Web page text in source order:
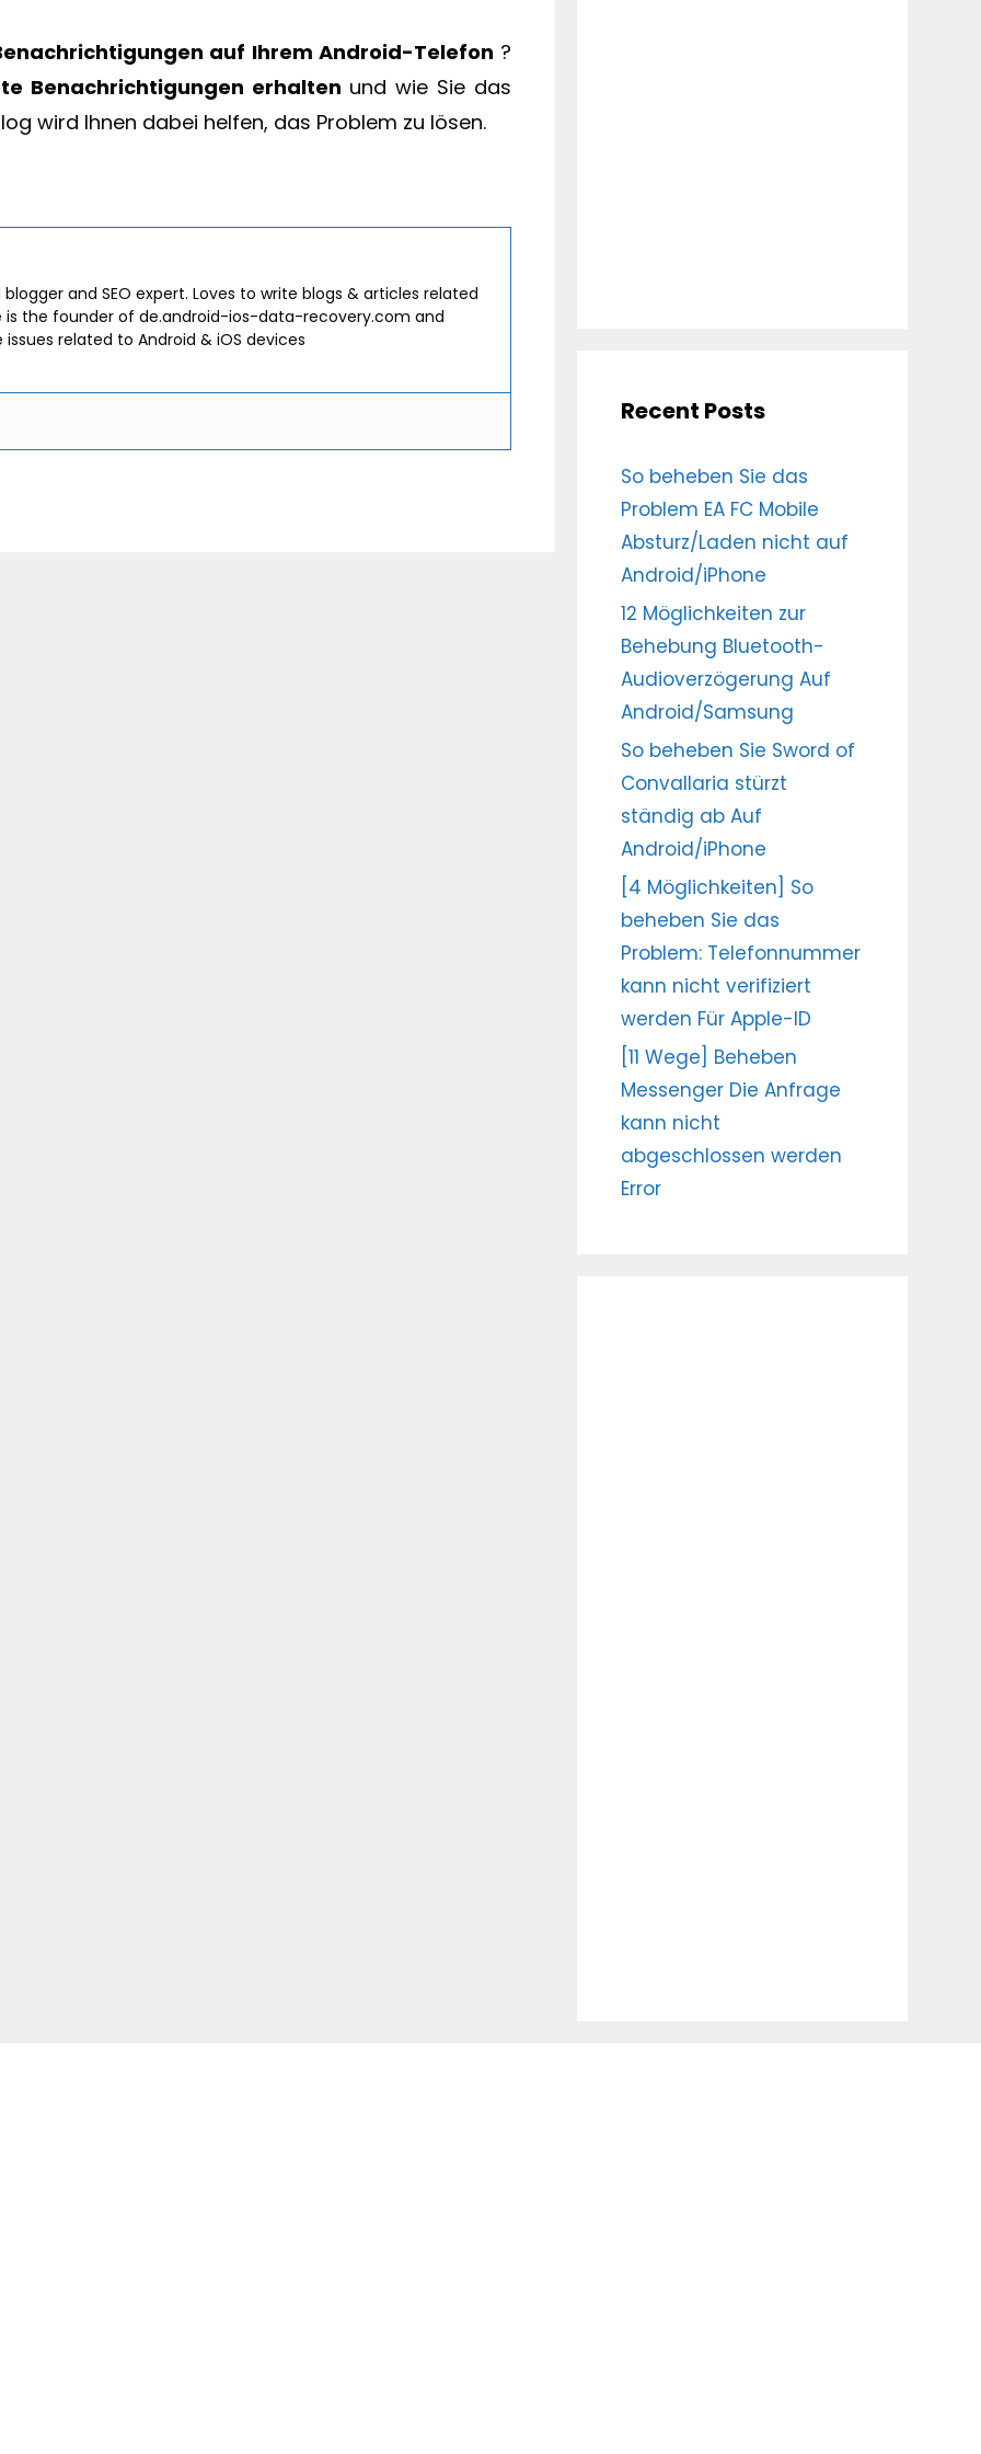
auf Ihrem Android-Telefon ?
Benachrichtigungen erhalten und wie Sie das
wird Ihnen dabei helfen, das Problem zu lösen.
blogger and SEO expert. Loves to write blogs & articles related
is the founder of de.android-ios-data-recovery.com and
related to Android & iOS devices
Recent Posts
So beheben Sie das
Problem EA FC Mobile
Absturz/Laden nicht auf
Android/iPhone
12 Möglichkeiten zur
Behebung Bluetooth-
Audioverzögerung Auf
Android/Samsung
So beheben Sie Sword of
Convallaria stürzt
ständig ab Auf
Android/iPhone
[4 Möglichkeiten] So
beheben Sie das
Problem: Telefonnummer
kann nicht verifiziert
werden Für Apple-ID
[11 Wege] Beheben
Messenger Die Anfrage
kann nicht
abgeschlossen werden
Error